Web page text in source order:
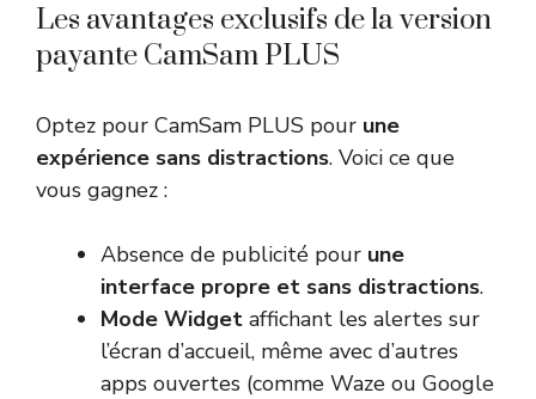
Les avantages exclusifs de la version
payante CamSam PLUS
Optez pour CamSam PLUS pour une
expérience sans distractions. Voici ce que
vous gagnez :
Absence de publicité pour une
interface propre et sans distractions.
Mode Widget affichant les alertes sur
l’écran d’accueil, même avec d’autres
apps ouvertes (comme Waze ou Google